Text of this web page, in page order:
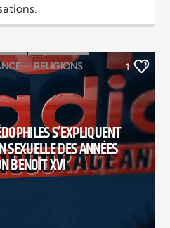
RELIGIONS 1
S’EXPLIQUENT
DES ANNÉES
BENOÎT XVI